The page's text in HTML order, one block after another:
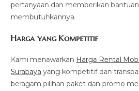
pertanyaan dan memberikan
membutuhkannya.
Harga yang Kompetitif
Kami menawarkan Harga Rental
Surabaya yang kompetitif dan
beragam pilihan paket dan promo